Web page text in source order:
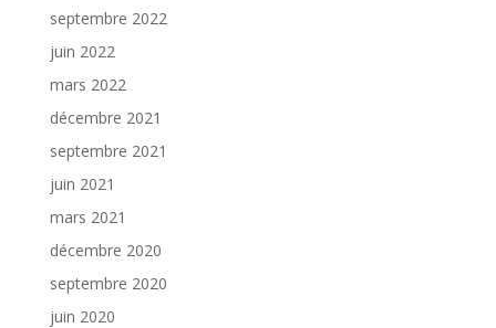
septembre 2022
juin 2022
mars 2022
décembre 2021
septembre 2021
juin 2021
mars 2021
décembre 2020
septembre 2020
juin 2020